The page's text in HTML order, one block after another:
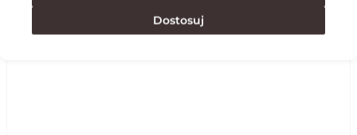
Dostosuj